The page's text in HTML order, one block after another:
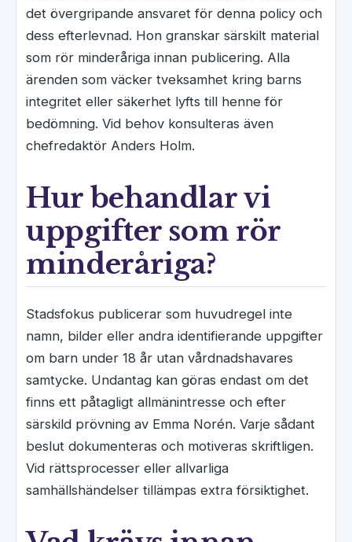
det övergripande ansvaret för denna policy och
dess efterlevnad. Hon granskar särskilt material
som rör minderåriga innan publicering. Alla
ärenden som väcker tveksamhet kring barns
integritet eller säkerhet lyfts till henne för
bedömning. Vid behov konsulteras även
chefredaktör Anders Holm.
Hur behandlar vi
uppgifter som rör
minderåriga?
Stadsfokus publicerar som huvudregel inte
namn, bilder eller andra identifierande uppgifter
om barn under 18 år utan vårdnadshavares
samtycke. Undantag kan göras endast om det
finns ett påtagligt allmänintresse och efter
särskild prövning av Emma Norén. Varje sådant
beslut dokumenteras och motiveras skriftligen.
Vid rättsprocesser eller allvarliga
samhällshändelser tillämpas extra försiktighet.